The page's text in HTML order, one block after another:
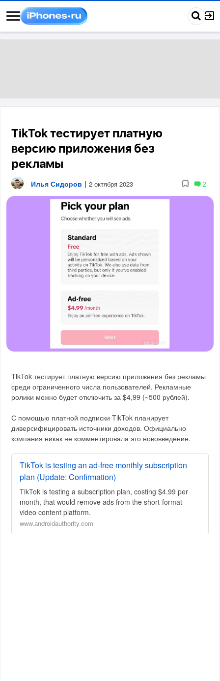
TikTok тестирует платную
версию приложения без
рекламы
Илья Сидоров | 2 октября 2023 2
TikTok тестирует платную версию приложения без рекламы
среди ограниченного числа пользователей. Рекламные
ролики можно будет отключить за $4,99 (~500 рублей).
С помощью платной подписки TikTok планирует
диверсифицировать источники доходов. Официально
компания никак не комментировала это нововведение.
TikTok is testing an ad-free monthly subscription
plan (Update: Confirmation)
TikTok is testing a subscription plan, costing $4.99 per
month, that would remove ads from the short-format
video content platform.
www.androidauthority.com